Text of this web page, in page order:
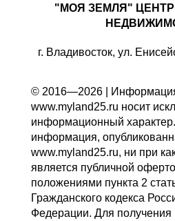
"МОЯ ЗЕМЛЯ"
г. Владивосток, ул.
© 2016—2026 |
www.myland25.ru носит
информационный
информация,
www.myland25.ru, ни при
является публичной
положениями пункта 2
Гражданского кодекса
Федерации. Для получения